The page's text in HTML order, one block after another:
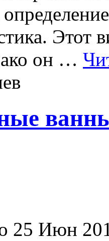
Этот
он …
25 Июн